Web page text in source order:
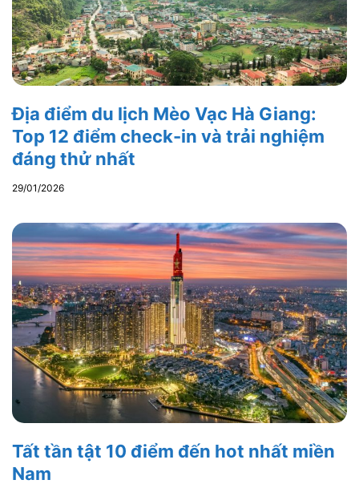
Địa điểm du lịch Mèo Vạc Hà Giang:
Top 12 điểm check-in và trải nghiệm
đáng thử nhất
29/01/2026
Tất tần tật 10 điểm đến hot nhất miền
Nam